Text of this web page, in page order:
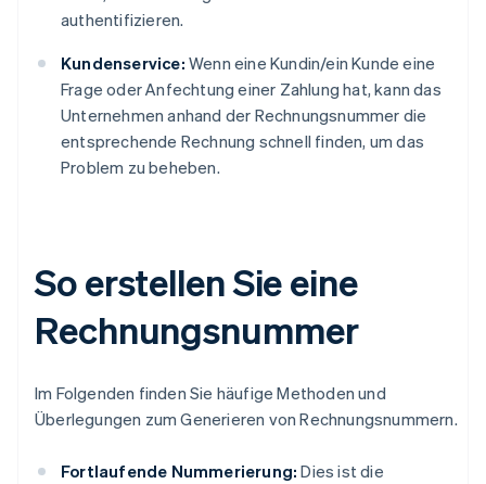
authentifizieren.
Kundenservice: Wenn eine Kundin/ein Kunde eine
Frage oder Anfechtung einer Zahlung hat, kann das
Unternehmen anhand der Rechnungsnummer die
entsprechende Rechnung schnell finden, um das
Problem zu beheben.
So erstellen Sie eine
Rechnungsnummer
Im Folgenden finden Sie häufige Methoden und
Überlegungen zum Generieren von Rechnungsnummern.
Fortlaufende Nummerierung: Dies ist die